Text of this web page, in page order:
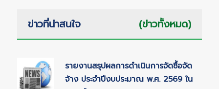
ข่าวที่น่าสนใจ (ข่าวทั้งหมด)
รายงานสรุปผลการดำเนินการจัดซื้อจัด
จ้าง ประจำปีงบประมาณ พ.ศ. 2569 ใน